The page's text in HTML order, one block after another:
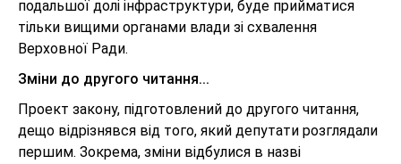
подальшої долі інфраструктури, буде прийматися
тільки вищими органами влади зі схвалення
Верховної Ради.
Зміни до другого читання...
Проект закону, підготовлений до другого читання,
дещо відрізнявся від того, який депутати розглядали
першим. Зокрема, зміни відбулися в назві